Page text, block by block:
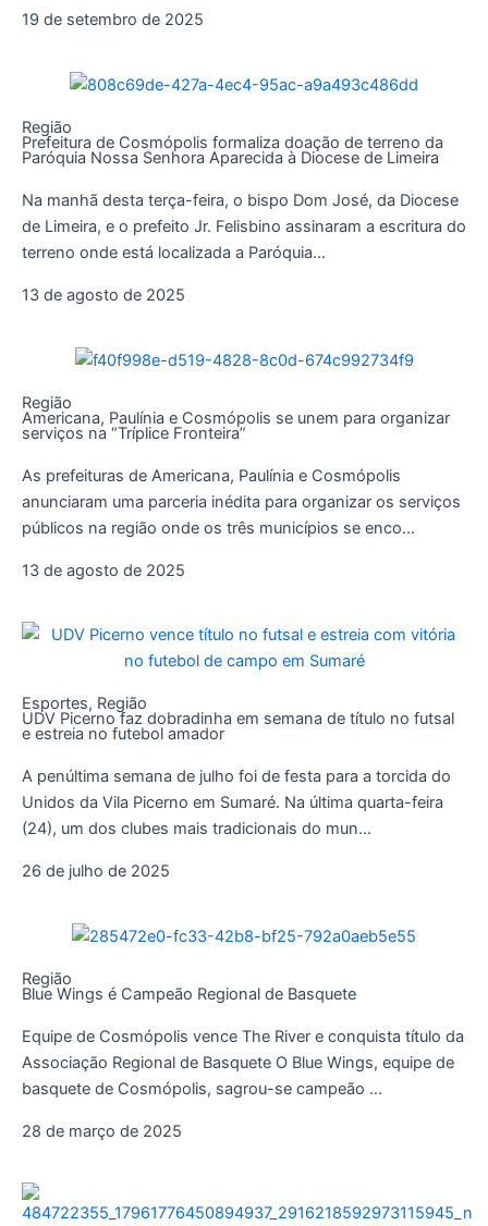
19 de setembro de 2025
Região
Prefeitura de Cosmópolis formaliza doação de terreno da
Paróquia Nossa Senhora Aparecida à Diocese de Limeira
Na manhã desta terça-feira, o bispo Dom José, da Diocese
de Limeira, e o prefeito Jr. Felisbino assinaram a escritura do
terreno onde está localizada a Paróquia...
13 de agosto de 2025
Região
Americana, Paulínia e Cosmópolis se unem para organizar
serviços na “Tríplice Fronteira”
As prefeituras de Americana, Paulínia e Cosmópolis
anunciaram uma parceria inédita para organizar os serviços
públicos na região onde os três municípios se enco...
13 de agosto de 2025
Esportes, Região
UDV Picerno faz dobradinha em semana de título no futsal
e estreia no futebol amador
A penúltima semana de julho foi de festa para a torcida do
Unidos da Vila Picerno em Sumaré. Na última quarta-feira
(24), um dos clubes mais tradicionais do mun...
26 de julho de 2025
Região
Blue Wings é Campeão Regional de Basquete
Equipe de Cosmópolis vence The River e conquista título da
Associação Regional de Basquete O Blue Wings, equipe de
basquete de Cosmópolis, sagrou-se campeão ...
28 de março de 2025